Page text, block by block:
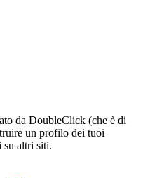
da DoubleClick (che è di
un profilo dei tuoi
su altri siti.